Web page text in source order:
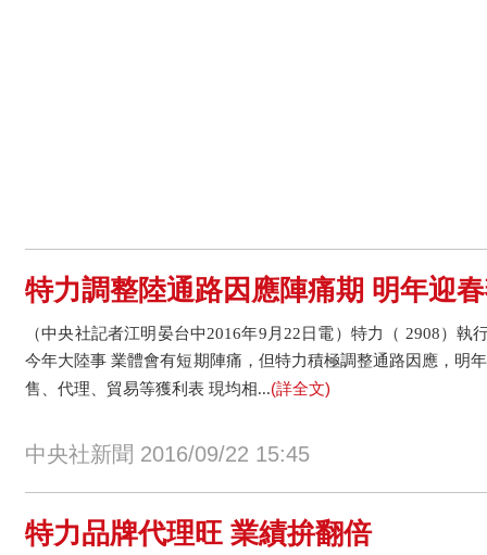
特力調整陸通路因應陣痛期 明年迎
（中央社記者江明晏台中2016年9月22日電）特力（ 2908）執
今年大陸事 業體會有短期陣痛，但特力積極調整通路因應，明
售、代理、貿易等獲利表 現均相...(詳全文)
中央社新聞 2016/09/22 15:45
特力品牌代理旺 業績拚翻倍